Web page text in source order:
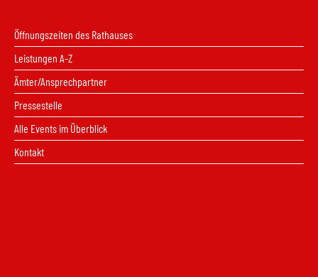
Öffnungszeiten des Rathauses
Leistungen A-Z
Ämter/Ansprechpartner
Pressestelle
Alle Events im Überblick
Kontakt